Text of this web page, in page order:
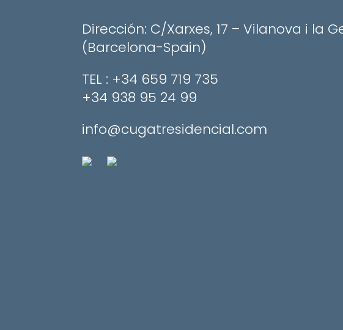
Dirección: C/Xarxes, 17 – Vilanova i la
(Barcelona-Spain)
​TEL : +34 659 719 735
+34 938 95 24 99
info@cugatresidencial.com